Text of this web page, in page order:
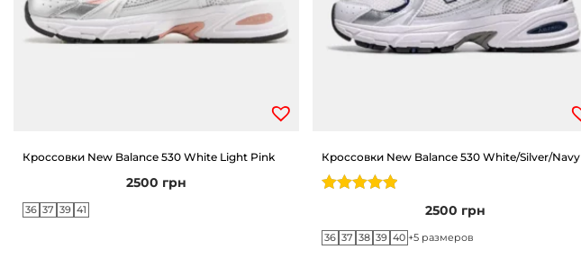
Кроссовки New Balance 530 White Light Pink
2500 грн
36 37 39 41
Кроссовки New Balance 530 White/Silver/Navy
2500 грн
36 37 38 39 40 +5 размеров